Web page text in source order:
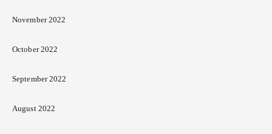
November 2022
October 2022
September 2022
August 2022